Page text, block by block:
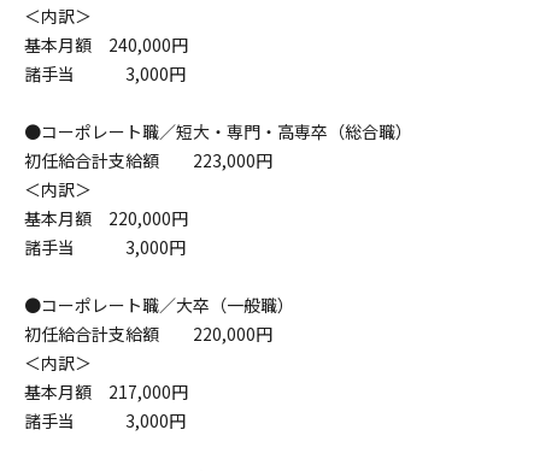
＜内訳＞
基本月額 240,000円
諸手当 3,000円
●コーポレート職／短大・専門・高専卒（総合職）
初任給合計支給額 223,000円
＜内訳＞
基本月額 220,000円
諸手当 3,000円
●コーポレート職／大卒（一般職）
初任給合計支給額 220,000円
＜内訳＞
基本月額 217,000円
諸手当 3,000円